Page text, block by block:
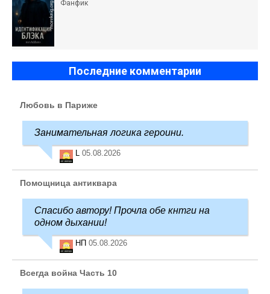
Фанфик
Последние комментарии
Любовь в Париже
Занимательная логика героини.
05.08.2026
Помощница антиквара
Спасибо автору! Прочла обе кнтги на
одном дыхании!
НП 05.08.2026
Всегда война Часть 10